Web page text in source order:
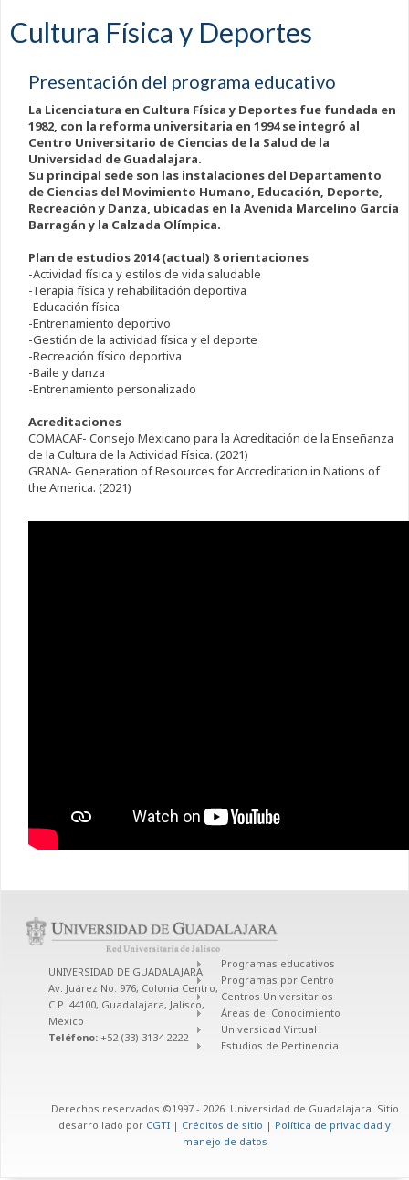
Cultura Física y Deportes
Presentación del programa educativo
La Licenciatura en Cultura Física y Deportes fue fundada en
1982, con la reforma universitaria en 1994 se integró al
Centro Universitario de Ciencias de la Salud de la
Universidad de Guadalajara.
Su principal sede son las instalaciones del Departamento
de Ciencias del Movimiento Humano, Educación, Deporte,
Recreación y Danza, ubicadas en la Avenida Marcelino García
Barragán y la Calzada Olímpica.
Plan de estudios 2014 (actual) 8 orientaciones
-Actividad física y estilos de vida saludable
-Terapia física y rehabilitación deportiva
-Educación física
-Entrenamiento deportivo
-Gestión de la actividad física y el deporte
-Recreación físico deportiva
-Baile y danza
-Entrenamiento personalizado
Acreditaciones
COMACAF- Consejo Mexicano para la Acreditación de la Enseñanza
de la Cultura de la Actividad Física. (2021)
GRANA- Generation of Resources for Accreditation in Nations of
the America. (2021)
UNIVERSIDAD DE GUADALAJARA
Av. Juárez No. 976, Colonia Centro,
C.P. 44100, Guadalajara, Jalisco,
México
Teléfono: +52 (33) 3134 2222
Programas educativos
Programas por Centro
Centros Universitarios
Áreas del Conocimiento
Universidad Virtual
Estudios de Pertinencia
Derechos reservados ©1997 - 2026. Universidad de Guadalajara. Sitio
desarrollado por CGTI | Créditos de sitio | Política de privacidad y
manejo de datos